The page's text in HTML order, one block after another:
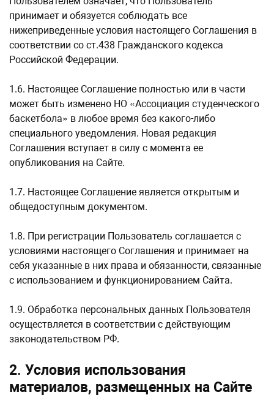
принимает и обязуется соблюдать все
нижеприведенные условия настоящего Соглашения в
соответствии со ст.438 Гражданского кодекса
Российской Федерации.
1.6. Настоящее Соглашение полностью или в части
может быть изменено НО «Ассоциация студенческого
баскетбола» в любое время без какого-либо
специального уведомления. Новая редакция
Соглашения вступает в силу с момента ее
опубликования на Сайте.
1.7. Настоящее Соглашение является открытым и
общедоступным документом.
1.8. При регистрации Пользователь соглашается с
условиями настоящего Соглашения и принимает на
себя указанные в них права и обязанности, связанные
с использованием и функционированием Сайта.
1.9. Обработка персональных данных Пользователя
осуществляется в соответствии с действующим
законодательством РФ.
2. Условия использования
материалов, размещенных на Сайте